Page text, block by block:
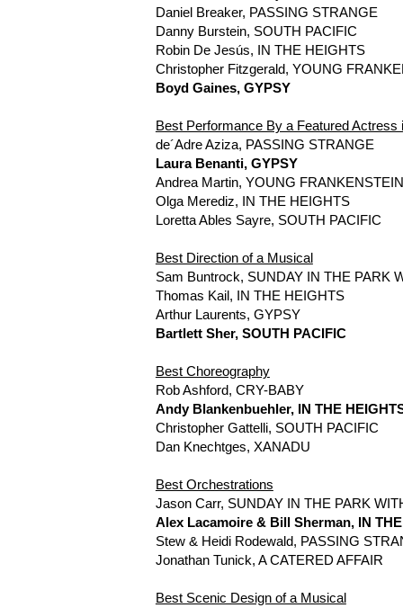
Daniel Breaker, PASSING STRANGE
Danny Burstein, SOUTH PACIFIC
Robin De Jesús, IN THE HEIGHTS
Christopher Fitzgerald, YOUNG
Boyd Gaines, GYPSY
Best Performance By a Featured Actress
de´Adre Aziza, PASSING STRANGE
Laura Benanti, GYPSY
Andrea Martin, YOUNG FRANKENSTEIN
Olga Merediz, IN THE HEIGHTS
Loretta Ables Sayre, SOUTH PACIFIC
Best Direction of a Musical
Sam Buntrock, SUNDAY IN THE PARK
Thomas Kail, IN THE HEIGHTS
Arthur Laurents, GYPSY
Bartlett Sher, SOUTH PACIFIC
Best Choreography
Rob Ashford, CRY-BABY
Andy Blankenbuehler, IN THE
Christopher Gattelli, SOUTH PACIFIC
Dan Knechtges, XANADU
Best Orchestrations
Jason Carr, SUNDAY IN THE PARK
Alex Lacamoire & Bill Sherman, IN
Stew & Heidi Rodewald, PASSING
Jonathan Tunick, A CATERED AFFAIR
Best Scenic Design of a Musical